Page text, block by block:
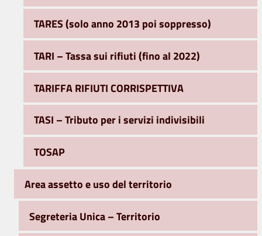
TARES (solo anno 2013 poi soppresso)
TARI – Tassa sui rifiuti (fino al 2022)
TARIFFA RIFIUTI CORRISPETTIVA
TASI – Tributo per i servizi indivisibili
TOSAP
Area assetto e uso del territorio
Segreteria Unica – Territorio